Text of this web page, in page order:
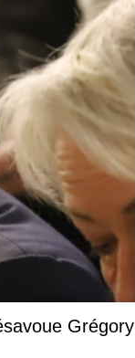
Grégory